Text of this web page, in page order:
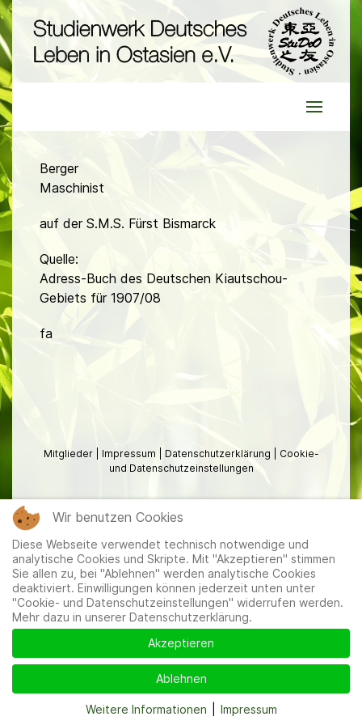
Berger
Maschinist
auf der S.M.S. Fürst Bismarck
Quelle:
Adress-Buch des Deutschen Kiautschou-
Gebiets für 1907/08
fa
Mitglieder Impressum Datenschutzerklärung
Cookie-
und Datenschutzeinstellungen
Wir benutzen Cookies
Diese Webseite verwendet technisch notwendige und
analytische Cookies und Skripte. Mit "Akzeptieren" stimmen
Sie allen zu, bei "Ablehnen" werden analytische Cookies
deaktiviert. Einwilligungen können jederzeit unten unter
"Cookie- und Datenschutzeinstellungen" widerrufen werden.
Mehr dazu in unserer Datenschutzerklärung.
Akzeptieren
Ablehnen
Weitere Informationen Impressum